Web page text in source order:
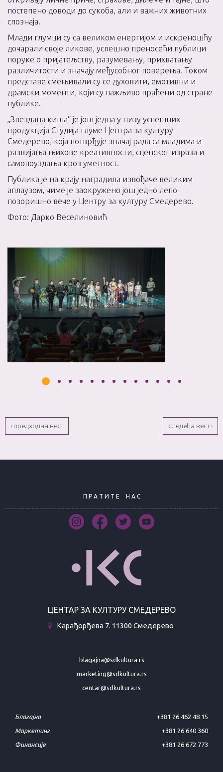
постепено доводи до сукоба, али и важних животних
спознаја.
Млади глумци су са великом енергијом и искреношћу
дочарали своје ликове, успешно преносећи публици
поруке о пријатељству, разумевању, прихватању
различитости и значају међусобног поверења. Током
представе смењивали су се духовити, емотивни и
драмски моменти, који су пажљиво праћени од стране
публике.
„Звездана киша“ је још једна у низу успешних
продукција Студија глуме Центра за културу
Смедерево, која потврђује значај рада са младима и
развијања њихове креативности, сценског израза и
самопоуздања кроз уметност.
Публика је на крају наградила извођаче великим
аплаузом, чиме је заокружено још једно лепо
позоришно вече у Центру за културу Смедерево.
Фото: Дарко Веселиновић
‹ предходна вест следећа вест ›
П Р А Т И Т Е Н А С
ЦЕНТАР ЗА КУЛТУРУ СМЕДЕРЕВО
Карађорђева 7. 11300 Смедерево
blagajna@sdkultura.rs
marketing@sdkultura.rs
centar@sdkultura.rs
Благајна
+381 26 462 48 15
Маркетинг
+381 26 640 360
Финансије
+381 26 672 773